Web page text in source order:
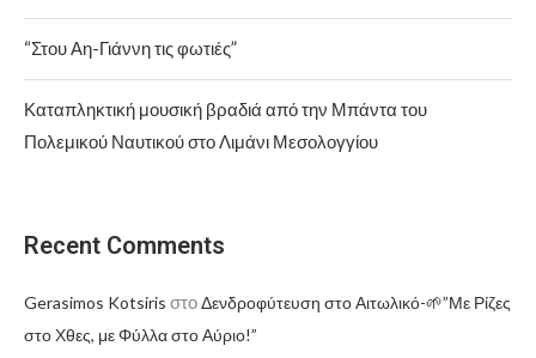
“Στου Αη-Γιάννη τις φωτιές”
Καταπληκτική μουσική βραδιά από την Μπάντα του
Πολεμικού Ναυτικού στο Λιμάνι Μεσολογγίου
Recent Comments
Gerasimos Kotsiris στοΔενδροφύτευση στο Αιτωλικό-🌱”Με Ρίζες
στο Χθες, με Φύλλα στο Αύριο!”